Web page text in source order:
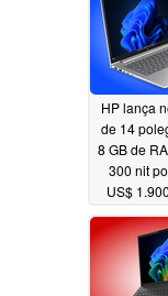
HP lança
de 14
8 GB de
300 nit
US$